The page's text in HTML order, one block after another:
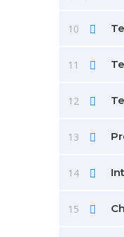
10
11
12
13
14
15